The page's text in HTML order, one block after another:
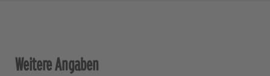
Weitere Angaben